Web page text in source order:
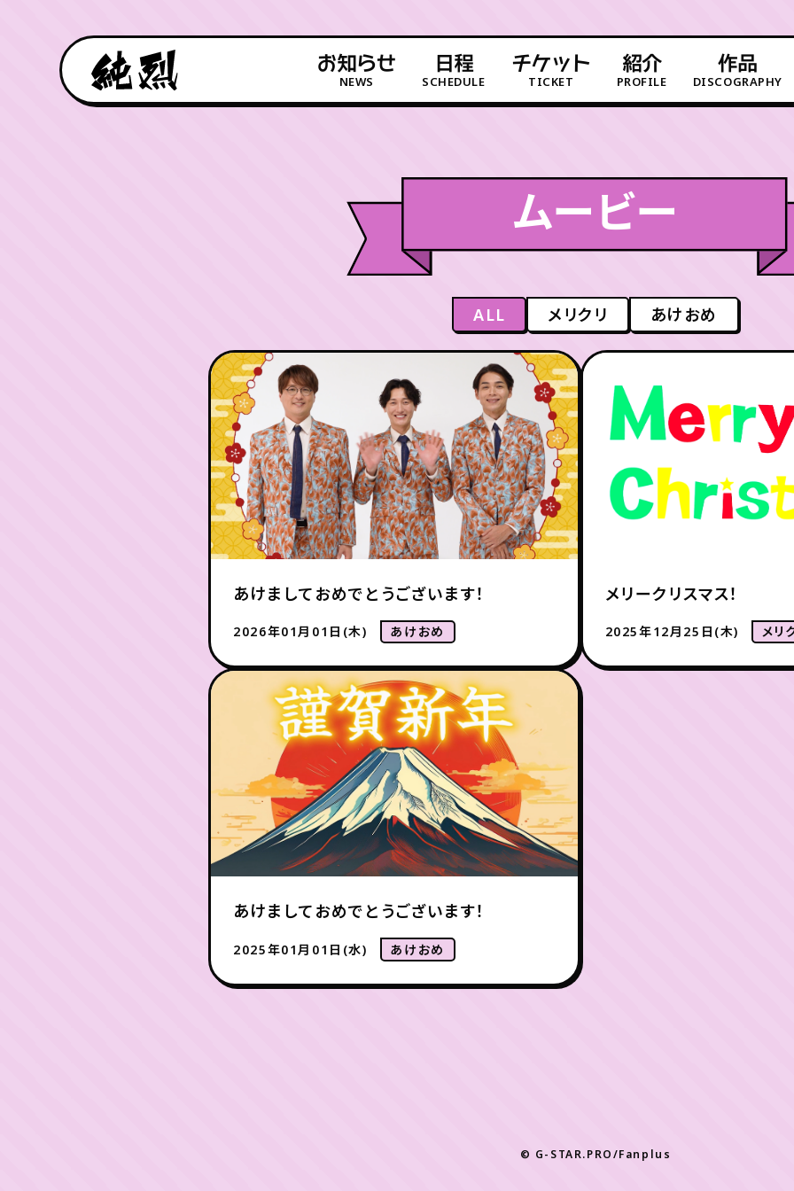
お知らせ
NEWS
日程
SCHEDULE
チケット
TICKET
紹介
PROFILE
作品
DISCOGRAPHY
ムービー
ALL メリクリ あけおめ
あけましておめでとうございます！
2026年01月01日(木) あけおめ
メリークリスマス！
2025年12月25日(木) メリ
あけましておめでとうございます！
2025年01月01日(水) あけおめ
© G-STAR.PRO/Fanplus